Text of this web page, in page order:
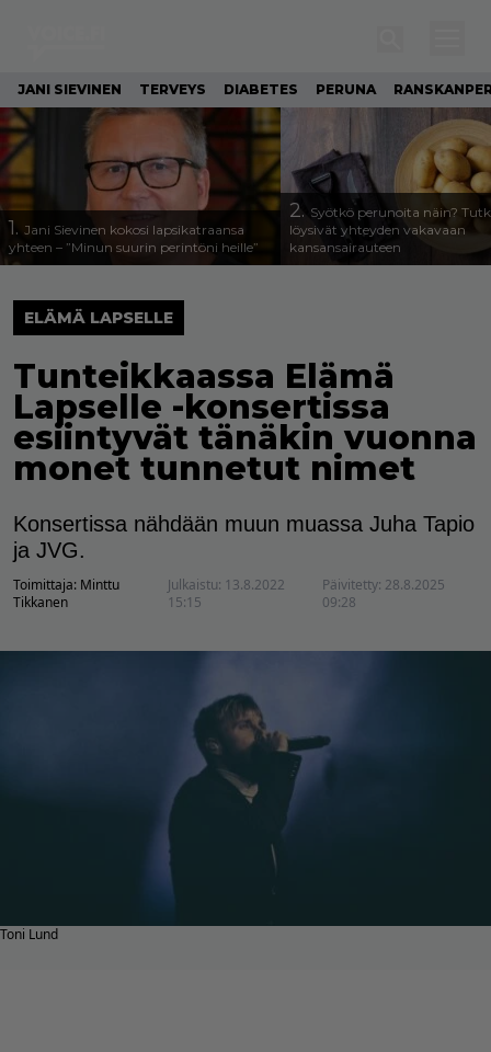
JANI SIEVINEN TERVEYS DIABETES PERUNA
1. Jani Sievinen kokosi lapsikatraansa
yhteen – ”Minun suurin perintöni heille”
2. Syötkö perunoita näin?
löysivät yhteyden vakavaan
kansansairauteen
ELÄMÄ LAPSELLE
Tunteikkaassa Elämä
Lapselle -konsertissa
esiintyvät tänäkin vuonna
monet tunnetut nimet
Konsertissa nähdään muun muassa Juha Tapio
ja JVG.
Toimittaja: Minttu
Tikkanen
Julkaistu: 13.8.2022
15:15
Päivitetty: 28.8.2025
09:28
Toni Lund